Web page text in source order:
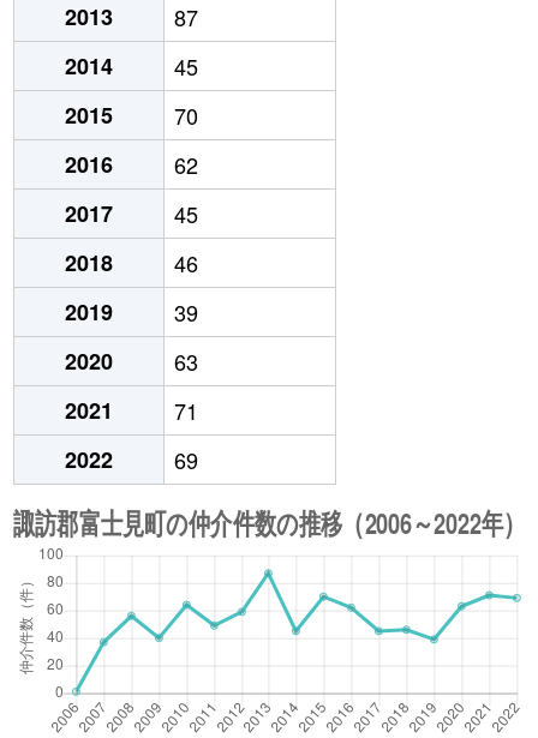
2013
87
2014
45
2015
70
2016
62
2017
45
2018
46
2019
39
2020
63
2021
71
2022
69